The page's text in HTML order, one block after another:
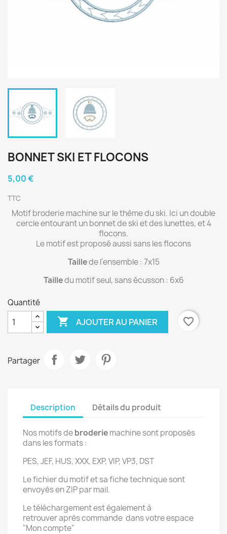
BONNET SKI ET FLOCONS
5,00 €
TTC
Motif broderie machine sur le thème du ski. Ici un double
cercle entourant un bonnet de ski et des lunettes, et 4
flocons.
Le motif est proposé aussi sans les flocons
Taillede l'ensemble : 7x15
Tailledu motif seul, sans écusson : 6x6
Quantité
 AJOUTER AU PANIER favorite_border
Partager
Description Détails du produit
Nos motifs debroderiemachine sont proposés
dans les formats :
PES, JEF, HUS, XXX, EXP, VIP, VP3, DST
Le fichier du motif et sa fiche technique sont
envoyés en ZIP par mail.
Le téléchargement est également à
retrouver après commande dans votre espace
"Mon compte"